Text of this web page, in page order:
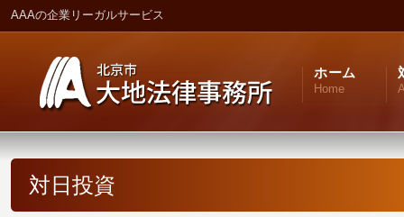
AAAの企業リーガルサービス
ホーム
Home
対日投資